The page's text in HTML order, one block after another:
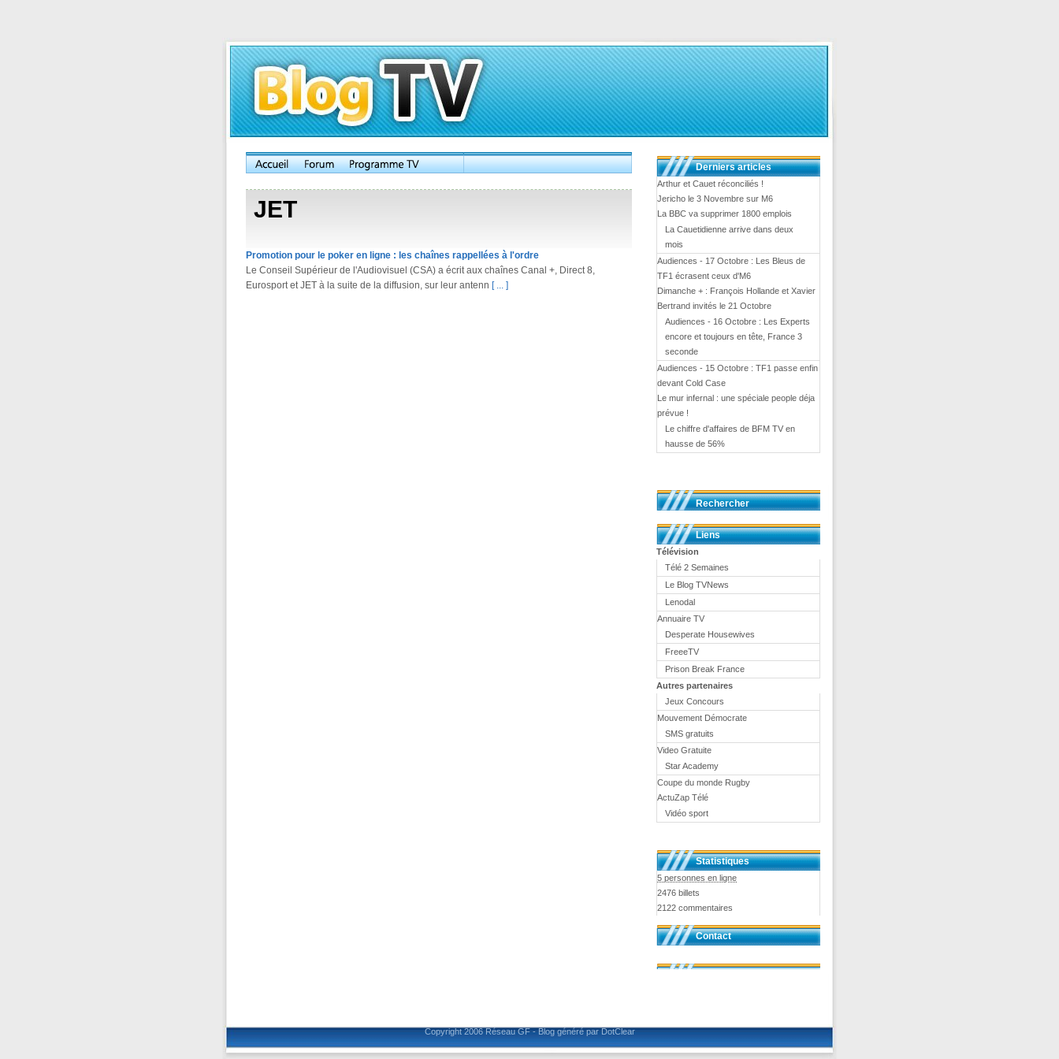
JET
Promotion pour le poker en ligne : les chaînes rappellées à l'ordre
Le Conseil Supérieur de l'Audiovisuel (CSA) a écrit aux chaînes Canal +, Direct 8,
Eurosport et JET à la suite de la diffusion, sur leur antenn [ ... ]
Derniers articles
Arthur et Cauet réconciliés !
Jericho le 3 Novembre sur M6
La BBC va supprimer 1800 emplois
La Cauetidienne arrive dans deux
mois
Audiences - 17 Octobre : Les Bleus de
TF1 écrasent ceux d'M6
Dimanche + : François Hollande et Xavier
Bertrand invités le 21 Octobre
Audiences - 16 Octobre : Les Experts
encore et toujours en tête, France 3
seconde
Audiences - 15 Octobre : TF1 passe enfin
devant Cold Case
Le mur infernal : une spéciale people déja
prévue !
Le chiffre d'affaires de BFM TV en
hausse de 56%
Rechercher
Liens
Télévision
Télé 2 Semaines
Le Blog TVNews
Lenodal
Annuaire TV
Desperate Housewives
FreeeTV
Prison Break France
Autres partenaires
Jeux Concours
Mouvement Démocrate
SMS gratuits
Video Gratuite
Star Academy
Coupe du monde Rugby
ActuZap Télé
Vidéo sport
Statistiques
5 personnes en ligne
2476 billets
2122 commentaires
Contact
Copyright 2006Réseau GF-Blog généré par DotClear